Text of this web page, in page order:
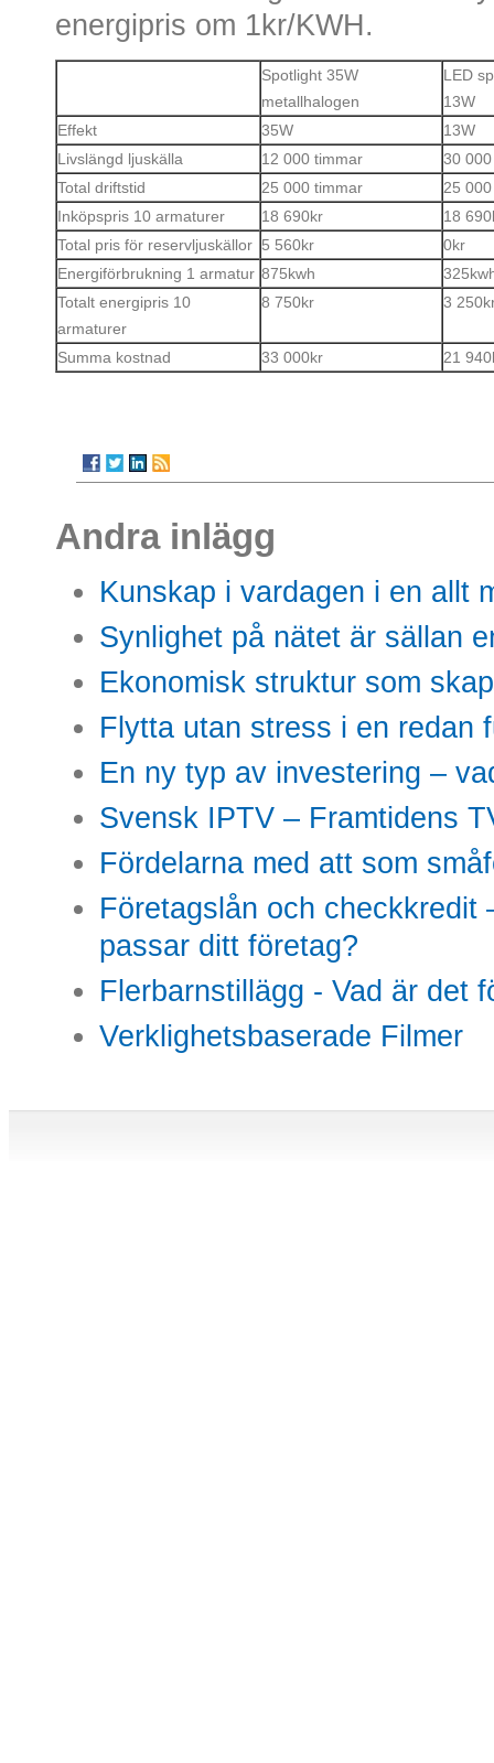
energipris om 1kr/KWH.
Spotlight 35W
metallhalogen
LED
13W
Effekt
35W
13W
Livslängd ljuskälla
12 000 timmar
30
Total driftstid
25 000 timmar
25
Inköpspris 10 armaturer
18 690kr
18
Total pris för reservljuskällor 5 560kr
0kr
Energiförbrukning 1 armatur 875kwh
Totalt energipris 10
armaturer
8 750kr 3
Summa kostnad 33 000kr 21
Andra inlägg
Kunskap i vardagen i en allt
Synlighet på nätet är sällan
Ekonomisk struktur som
Flytta utan stress i en redan
En ny typ av investering –
Svensk IPTV – Framtidens
Fördelarna med att som
Företagslån och checkkredit
passar ditt företag?
Flerbarnstillägg - Vad är det
Verklighetsbaserade Filmer